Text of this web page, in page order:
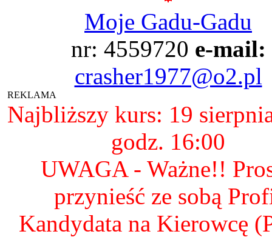
Moje Gadu-Gadu
nr: 4559720 e-mail:
crasher1977@o2.pl
REKLAMA
Najbliższy kurs: 19
godz. 16:00
UWAGA - Ważne!!
przynieść ze sobą
Kandydata na Kierowcę